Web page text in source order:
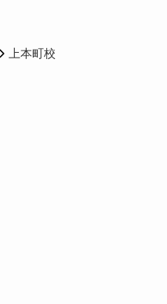
上本町校